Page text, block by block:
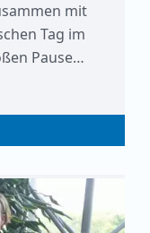
mit
Tag im
Pause…